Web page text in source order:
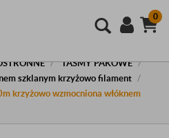
0
TAŚMY PAKOWE
szklanym krzyżowo filament
krzyżowo wzmocniona włóknem